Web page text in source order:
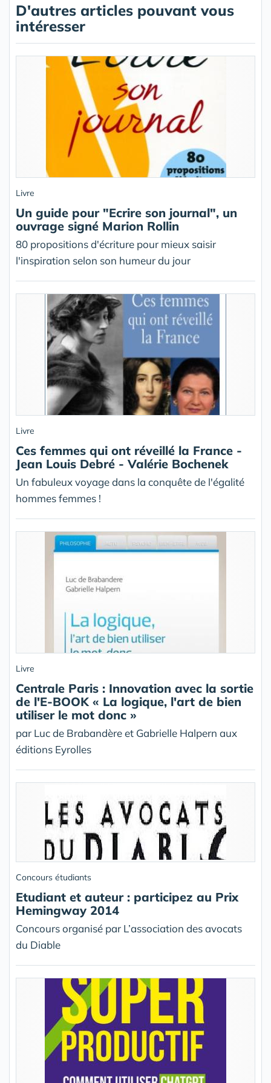
D'autres articles pouvant vous
intéresser
Livre
Un guide pour "Ecrire son journal", un
ouvrage signé Marion Rollin
80 propositions d'écriture pour mieux saisir
l'inspiration selon son humeur du jour
Livre
Ces femmes qui ont réveillé la France -
Jean Louis Debré - Valérie Bochenek
Un fabuleux voyage dans la conquête de l'égalité
hommes femmes !
Livre
Centrale Paris : Innovation avec la sortie
de l'E-BOOK « La logique, l'art de bien
utiliser le mot donc »
par Luc de Brabandère et Gabrielle Halpern aux
éditions Eyrolles
Concours étudiants
Etudiant et auteur : participez au Prix
Hemingway 2014
Concours organisé par L’association des avocats
du Diable